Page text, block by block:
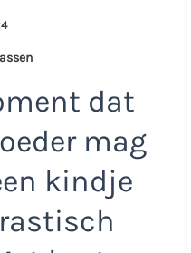
dat
mag
kindje